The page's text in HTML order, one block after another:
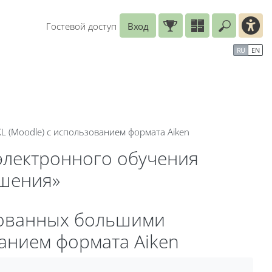
Гостевой доступ
Вход
RU EN
с использованием формата Aiken
обучения
большими
формата Aiken